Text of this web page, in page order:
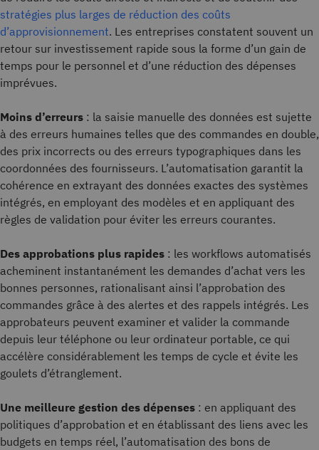
stratégies plus larges de réduction des coûts
d’approvisionnement. Les entreprises constatent souvent un
retour sur investissement rapide sous la forme d’un gain de
temps pour le personnel et d’une réduction des dépenses
imprévues.
Moins d’erreurs : la saisie manuelle des données est sujette
à des erreurs humaines telles que des commandes en double,
des prix incorrects ou des erreurs typographiques dans les
coordonnées des fournisseurs. L’automatisation garantit la
cohérence en extrayant des données exactes des systèmes
intégrés, en employant des modèles et en appliquant des
règles de validation pour éviter les erreurs courantes.
Des approbations plus rapides : les workflows automatisés
acheminent instantanément les demandes d’achat vers les
bonnes personnes, rationalisant ainsi l’approbation des
commandes grâce à des alertes et des rappels intégrés. Les
approbateurs peuvent examiner et valider la commande
depuis leur téléphone ou leur ordinateur portable, ce qui
accélère considérablement les temps de cycle et évite les
goulets d’étranglement.
Une meilleure gestion des dépenses : en appliquant des
politiques d’approbation et en établissant des liens avec les
budgets en temps réel, l’automatisation des bons de